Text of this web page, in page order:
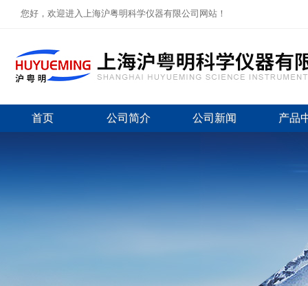
您好，欢迎进入上海沪粤明科学仪器有限公司网站！
首页 公司简介 公司新闻 产品